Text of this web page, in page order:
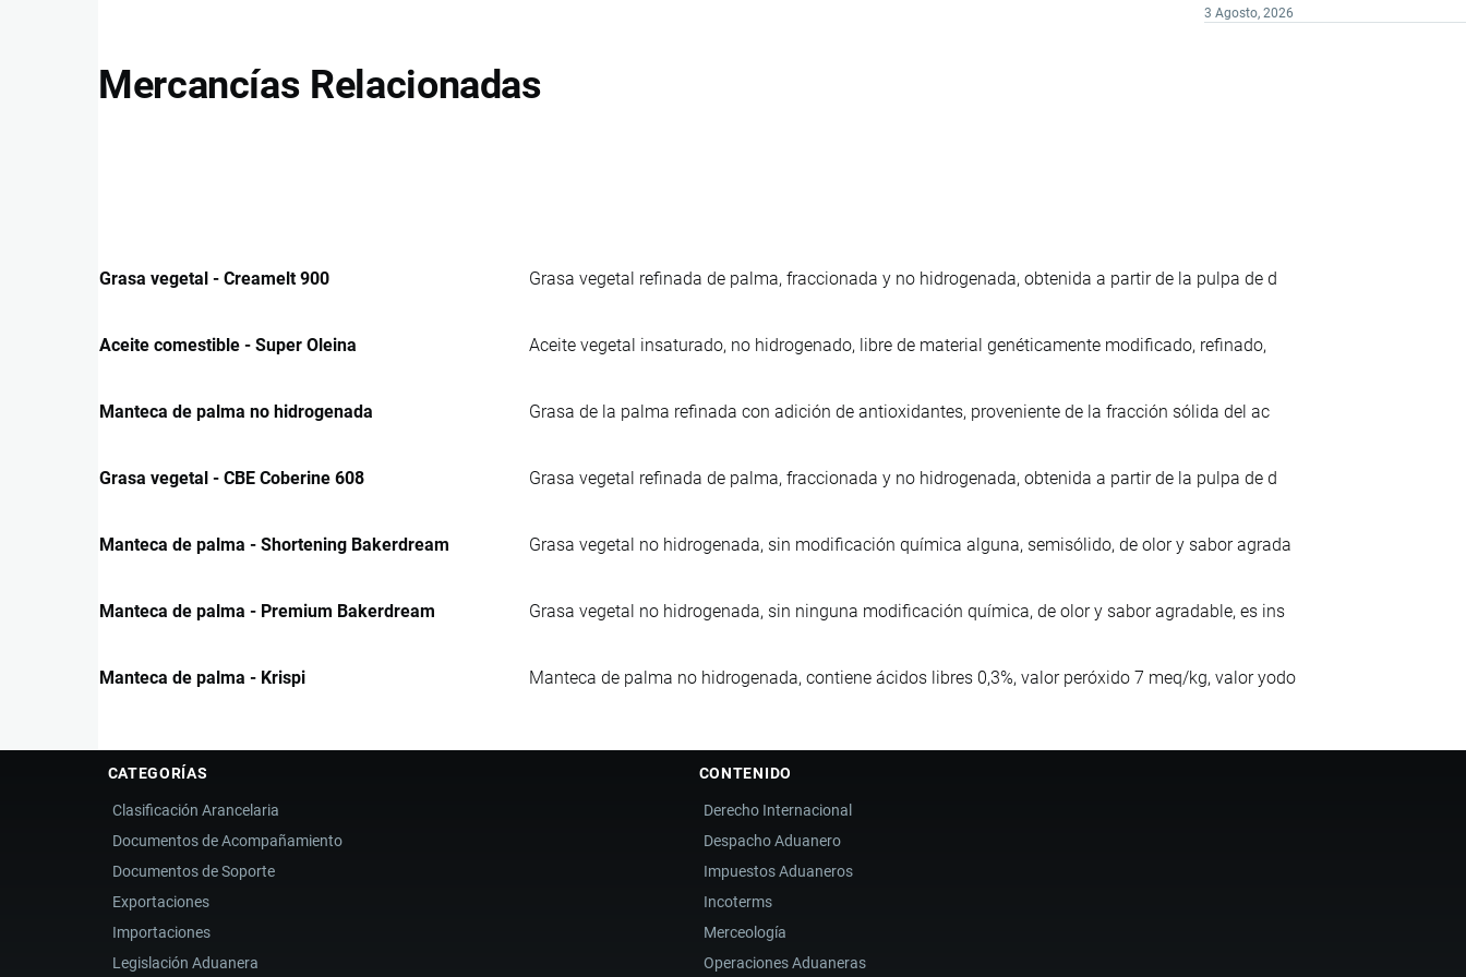
3 Agosto, 2026
Mercancías Relacionadas
Grasa vegetal - Creamelt 900 Grasa vegetal refinada de palma, fraccionada y no hidrogenada, obtenida a partir de la pulpa de d
Aceite comestible - Super Oleina Aceite vegetal insaturado, no hidrogenado, libre de material genéticamente modificado, refinado,
Manteca de palma no hidrogenada Grasa de la palma refinada con adición de antioxidantes, proveniente de la fracción sólida del ac
Grasa vegetal - CBE Coberine 608 Grasa vegetal refinada de palma, fraccionada y no hidrogenada, obtenida a partir de la pulpa de d
Manteca de palma - Shortening Bakerdream Grasa vegetal no hidrogenada, sin modificación química alguna, semisólido, de olor y sabor agrada
Manteca de palma - Premium Bakerdream Grasa vegetal no hidrogenada, sin ninguna modificación química, de olor y sabor agradable, es ins
Manteca de palma - Krispi Manteca de palma no hidrogenada, contiene ácidos libres 0,3%, valor peróxido 7 meq/kg, valor yodo
CATEGORÍAS
Clasificación Arancelaria
Documentos de Acompañamiento
Documentos de Soporte
Exportaciones
Importaciones
Legislación Aduanera
CONTENIDO
Derecho Internacional
Despacho Aduanero
Impuestos Aduaneros
Incoterms
Merceología
Operaciones Aduaneras